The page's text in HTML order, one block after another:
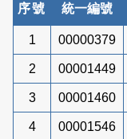
序號 統一編號
1 00000379
2 00001449
3 00001460
4 00001546